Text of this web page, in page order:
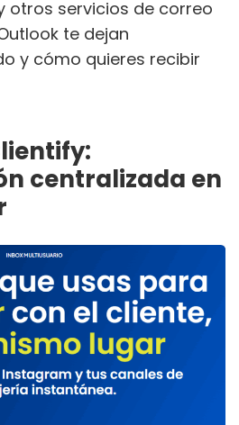
otros servicios de correo
te dejan
y cómo quieres recibir
centralizada en